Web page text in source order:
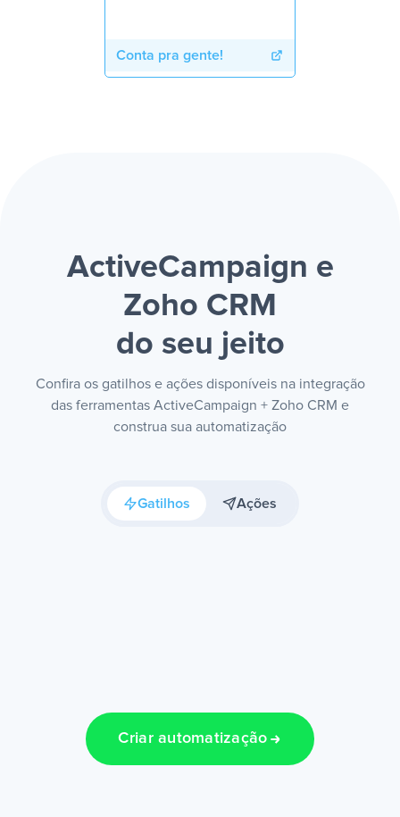
Conta pra gente!
ActiveCampaign e
Zoho CRM
do seu jeito
Confira os gatilhos e ações disponíveis na integração
das ferramentas ActiveCampaign + Zoho CRM e
construa sua automatização
Gatilhos Ações
Criar automatização